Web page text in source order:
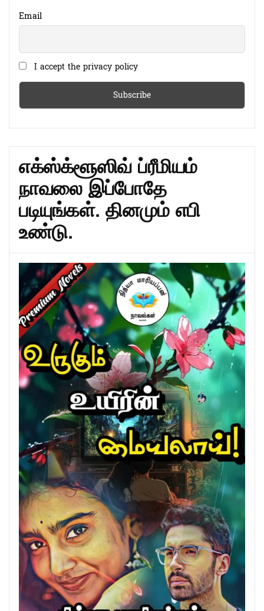
Email
I accept the privacy policy
எக்ஸ்க்ளூஸிவ் ப்ரீமியம்
நாவலை இப்போதே
படியுங்கள். தினமும் எபி
உண்டு.